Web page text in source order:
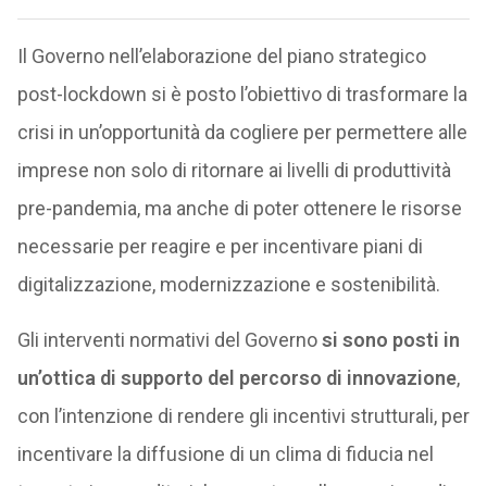
Il Governo nell’elaborazione del piano strategico
post-lockdown si è posto l’obiettivo di trasformare la
crisi in un’opportunità da cogliere per permettere alle
imprese non solo di ritornare ai livelli di produttività
pre-pandemia, ma anche di poter ottenere le risorse
necessarie per reagire e per incentivare piani di
digitalizzazione, modernizzazione e sostenibilità.
Gli interventi normativi del Governosi sono posti in
un’ottica di supporto del percorso di innovazione,
con l’intenzione di rendere gli incentivi strutturali, per
incentivare la diffusione di un clima di fiducia nel